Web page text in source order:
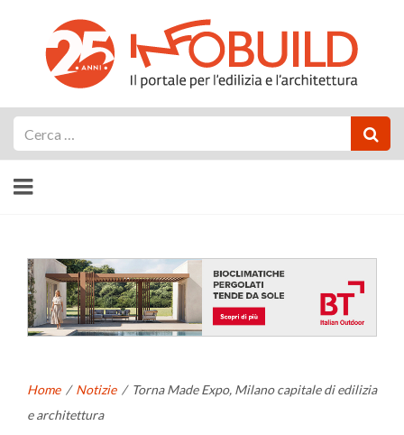
Home / Notizie / Torna Made Expo, Milano capitale di edilizia
e architettura